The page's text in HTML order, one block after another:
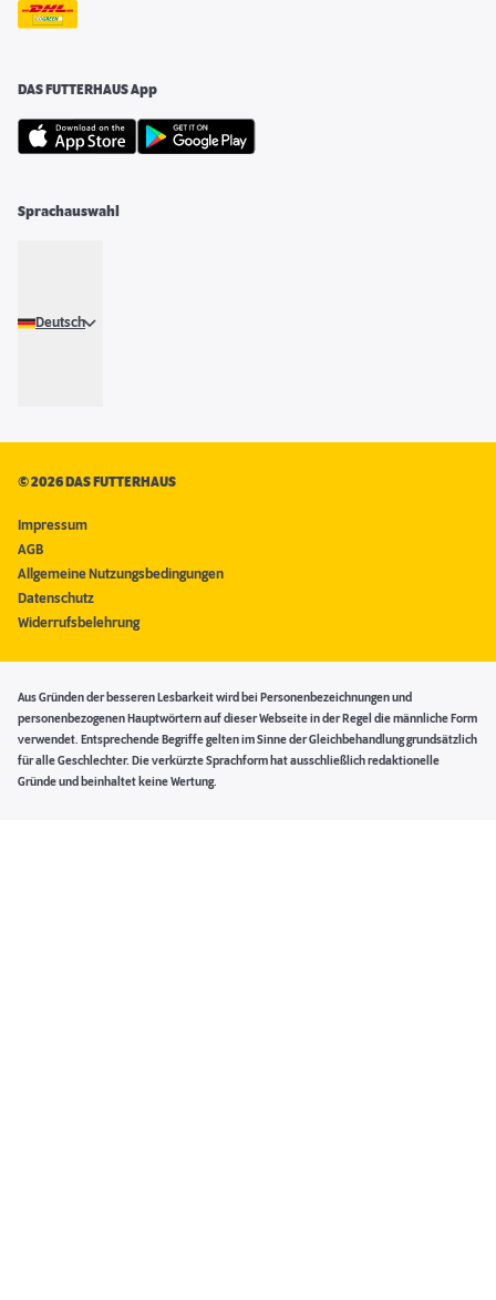
DAS FUTTERHAUS App
Sprachauswahl
Deutsch
©2026 DAS FUTTERHAUS
Impressum
AGB
Allgemeine Nutzungsbedingungen
Datenschutz
Widerrufsbelehrung
Aus Gründen der besseren Lesbarkeit wird bei Personenbezeichnungen und
personenbezogenen Hauptwörtern auf dieser Webseite in der Regel die männliche Form
verwendet. Entsprechende Begriffe gelten im Sinne der Gleichbehandlung grundsätzlich
für alle Geschlechter. Die verkürzte Sprachform hat ausschließlich redaktionelle
Gründe und beinhaltet keine Wertung.